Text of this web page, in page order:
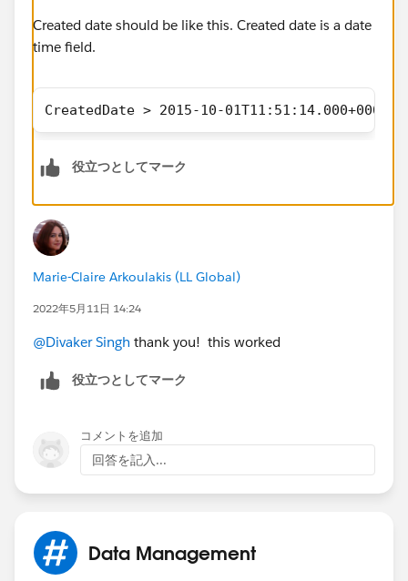
Created date should be like this. Created date is a date
time field.
CreatedDate > 2015-10-01T11:51:14.000+0000
役立つとしてマーク
Marie-Claire Arkoulakis (LL Global)
2022年5月11日 14:24
@Divaker Singh thank you! this worked
役立つとしてマーク
コメントを追加
回答を記入...
Data Management